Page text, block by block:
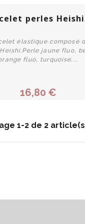
tous les budgets.
plaisir et être à la
acier
parmi nos
puce, dormeuse,
Acheter
perles
élastique composé
jaune fluo,
fluo, turquoise,...
16,80 €
1-2 de 2